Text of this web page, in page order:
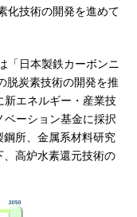
化技術の開発を進めて
「日本製鉄カーボンニ
脱炭素技術の開発を推
新エネルギー・産業技
ベーション基金に採択
鋼所、金属系材料研究
高炉水素還元技術の